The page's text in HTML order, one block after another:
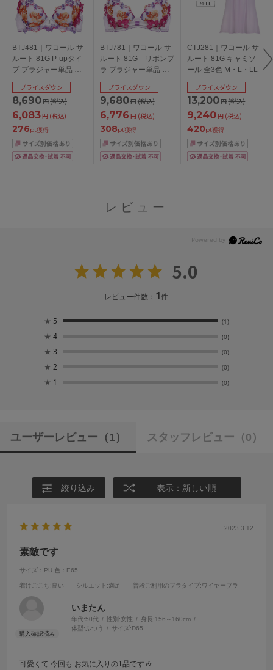
BTJ481｜ワコール サ
ルート 81G P-upタイ
プ ブラジャー単品 全3
色 B・C・ D・E・F・
G・H・Iカップ/アンダ
ー65・70・75・80・
85cm
8,690円(税込)
プライスダウン
6,083円 (税込)
276pt獲得
BTJ781｜ワコール サ
ルート 81G リボンブ
ラ ブラジャー単品 全3
色 C・D・E・F・Gカ
ップ/アンダー65・
70・75・80cm
9,680円(税込)
プライスダウン
6,776 円 (税込)
308pt獲得
CTJ281｜ワコール サ
ルート 81G キャミソ
ール 全3色 M・L・LL
13,200円(税込)
プライスダウン
9,240円 (税込)
420pt獲得
レビュー
5.0
レビュー件数： 1件
★ 5 (1)
★ 4 (0)
★ 3 (0)
★ 2 (0)
★ 1 (0)
ユーザーレビュー （1） スタッフレビュー （0）
絞り込み 表示：新しい順
2023.3.12
素敵です
サイズ：PU 色：E65
着けごこち:良い シルエット :満足 普段ご利用のブラタイプ :ワイヤーブラ
いまたん
年代:50代 性別:女性 身長:156～160cm
体型:ふつう サイズ:D65
可愛くて 今回も お気に入りの1品です🎶